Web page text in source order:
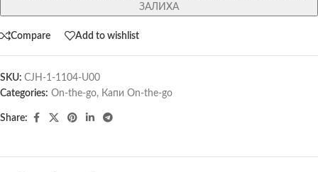
ЗАЛИХА
Compare Add to wishlist
SKU: CJH-1-1104-U00
Categories: On-the-go, Капи On-the-go
Share: